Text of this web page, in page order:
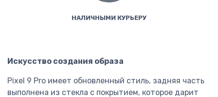
НАЛИЧНЫМИ КУРЬЕРУ
Искусство создания образа
Pixel 9 Pro имеет обновленный стиль, задняя часть
выполнена из стекла с покрытием, которое дарит